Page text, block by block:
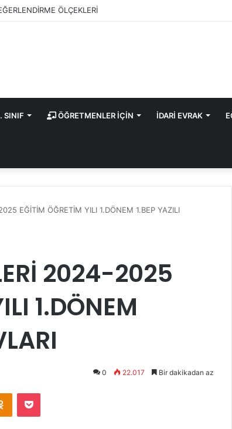
ÖLÇEKLERİ
SINIF ÖĞRETMENLER İÇİN İDARİ EVRAK
EĞİTİM ÖĞRETİM YILI 1.DÖNEM 1.BEP YAZILI
2024-2025
1.DÖNEM
0 22.017 Bir dakikadan az
Odnoklassniki
Pocket